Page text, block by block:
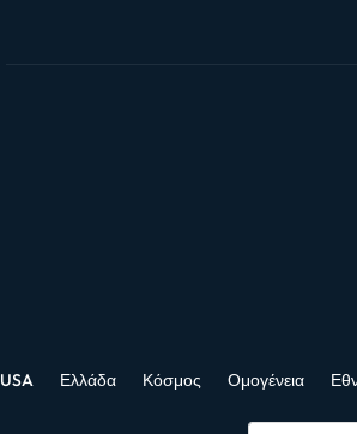
USA Ελλάδα Κόσμος Ομογένεια